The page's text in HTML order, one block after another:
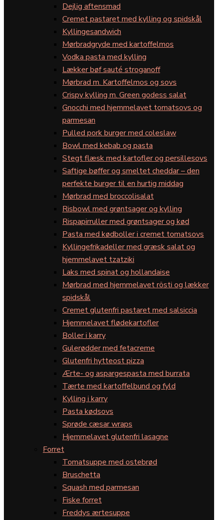
Dejlig aftensmad
Cremet pastaret med kylling og spidskål
Kyllingesandwich
Mørbradgryde med kartoffelmos
Vodka pasta med kylling
Lækker bøf sauté stroganoff
Mørbrad m. Kartoffelmos og sovs
Crispy kylling m. Green godess salat
Gnocchi med hjemmelavet tomatsovs og
parmesan
Pulled pork burger med coleslaw
Bowl med kebab og pasta
Stegt flæsk med kartofler og persillesovs
Saftige bøffer og smeltet cheddar – den
perfekte burger til en hurtig middag
Mørbrad med broccolisalat
Risbowl med grøntsager og kylling
Rispapirruller med grøntsager og kød
Pasta med kødboller i cremet tomatsovs
Kyllingefrikadeller med græsk salat og
hjemmelavet tzatziki
Laks med spinat og hollandaise
Mørbrad med hjemmelavet rösti og lækker
spidskål
Cremet glutenfri pastaret med salsiccia
Hjemmelavet flødekartofler
Boller i karry
Gulerødder med fetacreme
Glutenfri hytteost pizza
Ærte- og aspargespasta med burrata
Tærte med kartoffelbund og fyld
Kylling i karry
Pasta kødsovs
Sprøde cæsar wraps
Hjemmelavet glutenfri lasagne
Forret
Tomatsuppe med ostebrød
Bruschetta
Squash med parmesan
Fiske forret
Freddys ærtesuppe